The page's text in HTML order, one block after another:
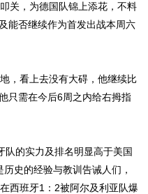
关，为德国队锦上添花，不料
能否继续作为首发出战本周六
，看上去没有大碍，他继续比
只需在今后6周之内给右拇指
的实力及排名明显高于美国
史的经验与教训告诫人们，
西班牙1：2被阿尔及利亚队爆